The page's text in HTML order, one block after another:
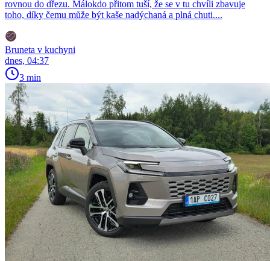
rovnou do dřezu. Málokdo přitom tuší, že se v tu chvíli zbavuje
toho, díky čemu může být kaše nadýchaná a plná chuti....
Bruneta v kuchyni
dnes, 04:37
3 min